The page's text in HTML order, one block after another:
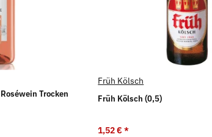
Trocken
Früh Kölsch
Früh Kölsch (0,5)
1,52 €*